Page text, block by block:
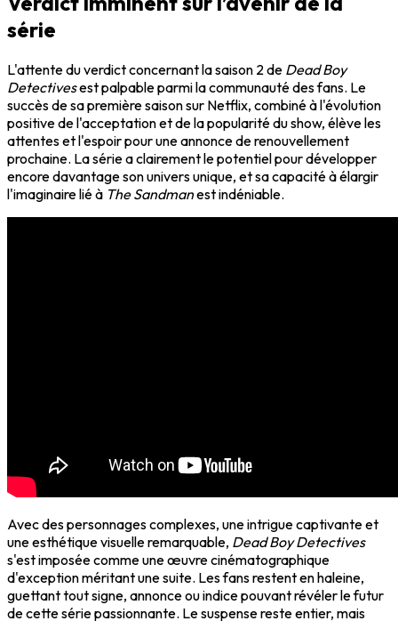
série
L'attente du verdict concernant la saison 2 de Dead Boy
Detectivesest palpable parmi la communauté des fans. Le
succès de sa première saison sur Netflix, combiné à l'évolution
positive de l'acceptation et de la popularité du show, élève les
attentes et l'espoir pour une annonce de renouvellement
prochaine. La série a clairement le potentiel pour développer
encore davantage son univers unique, et sa capacité à élargir
l'imaginaire lié à The Sandmanest indéniable.
Avec des personnages complexes, une intrigue captivante et
une esthétique visuelle remarquable, Dead Boy Detectives
s'est imposée comme une œuvre cinématographique
d'exception méritant une suite. Les fans restent en haleine,
guettant tout signe, annonce ou indice pouvant révéler le futur
de cette série passionnante. Le suspense reste entier, mais